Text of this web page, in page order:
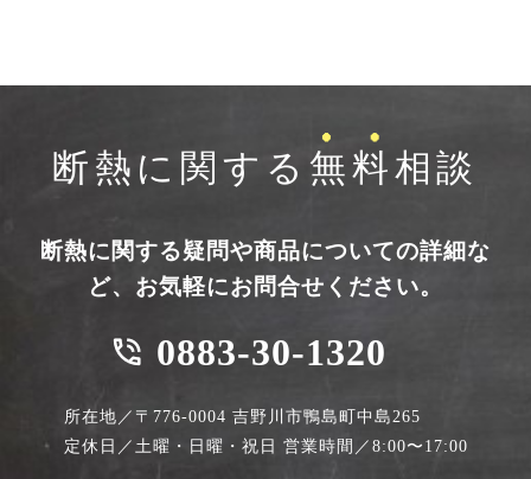
断熱に関する 無料相談
断熱に関する疑問や商品についての詳細な
ど、お気軽にお問合せください。
phone_in_talk 0883-30-1320
所在地／〒776-0004 吉野川市鴨島町中島265
定休日／土曜・日曜・祝日 営業時間／8:00〜17:00